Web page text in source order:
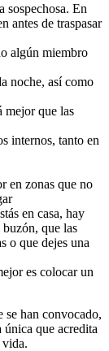
sospechosa. En
antes de traspasar
algún miembro
noche, así como
mejor que las
internos, tanto en
en zonas que no
en casa, hay
buzón, que las
o que dejes una
es colocar un
se han convocado,
única que acredita
vida.